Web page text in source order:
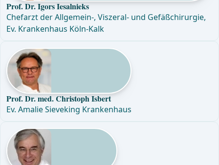
Prof. Dr. Igors Iesalnieks
Chefarzt der Allgemein-, Viszeral- und Gefäßchirurgie,
Ev. Krankenhaus Köln-Kalk
Prof. Dr. med. Christoph Isbert
Ev. Amalie Sieveking Krankenhaus